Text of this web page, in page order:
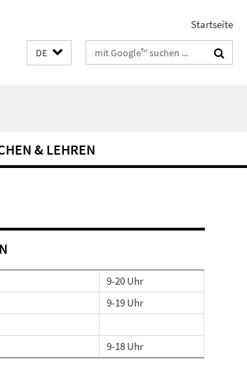
Startseite
DE Suchbegriffe
& LEHREN
9-20 Uhr
9-19 Uhr
9-18 Uhr